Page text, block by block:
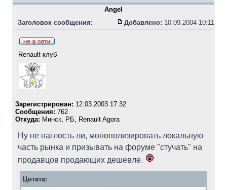
Angel
Заголовок сообщения:
Добавлено: 10.09.2004 10:11
Renault-клуб
Зарегистрирован: 12.03.2003 17:32
Сообщения: 762
Откуда: Минск, РБ, Renault Agora
Ну не наглость ли, монополизировать локальную
часть рынка и призывать на форуме "стучать" на
продавцов продающих дешевле.
Цитата: